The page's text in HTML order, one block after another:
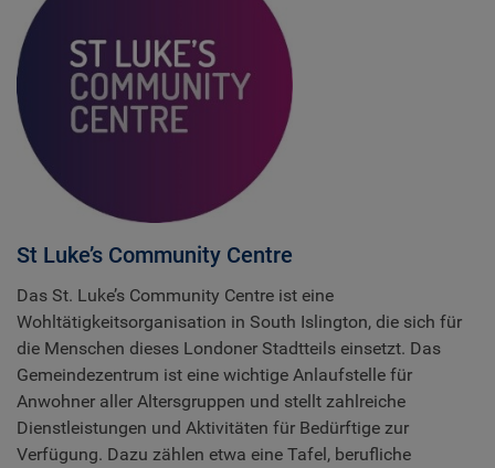
St Luke’s Community Centre
Das St. Luke’s Community Centre ist eine
Wohltätigkeitsorganisation in South Islington, die sich für
die Menschen dieses Londoner Stadtteils einsetzt. Das
Gemeindezentrum ist eine wichtige Anlaufstelle für
Anwohner aller Altersgruppen und stellt zahlreiche
Dienstleistungen und Aktivitäten für Bedürftige zur
Verfügung. Dazu zählen etwa eine Tafel, berufliche